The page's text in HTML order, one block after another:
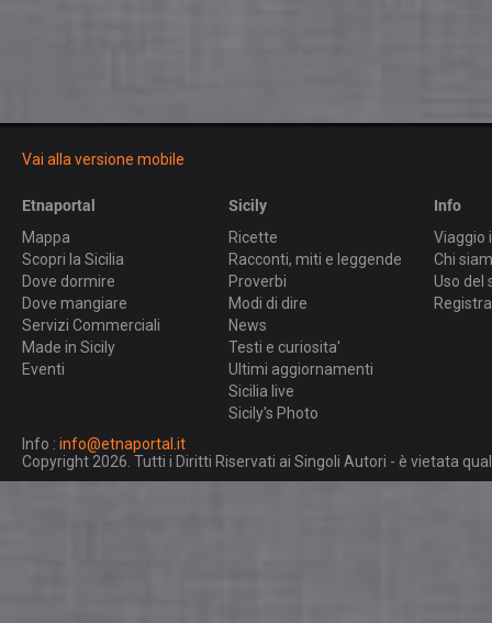
Vai alla versione mobile
Etnaportal
Mappa
Scopri la Sicilia
Dove dormire
Dove mangiare
Servizi Commerciali
Made in Sicily
Eventi
Sicily
Ricette
Racconti, miti e leggende
Proverbi
Modi di dire
News
Testi e curiosita'
Ultimi aggiornamenti
Sicilia live
Sicily's Photo
Info
Viaggio
Chi
Uso del
Info : info@etnaportal.it
Copyright 2026. Tutti i Diritti Riservati ai Singoli Autori - è vietata